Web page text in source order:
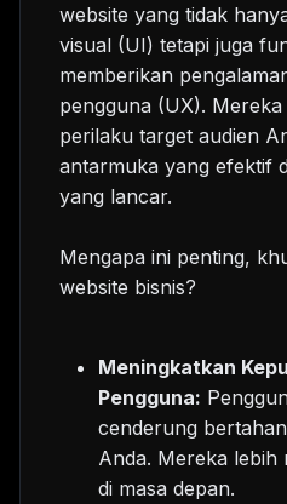
website yang tidak
visual (UI) tetapi juga
memberikan
pengguna (UX). Mereka
perilaku target audien
antarmuka yang efektif
yang lancar.
Mengapa ini penting,
website bisnis?
Meningkatkan
Pengguna:
cenderung
Anda. Mereka lebih
di masa depan.